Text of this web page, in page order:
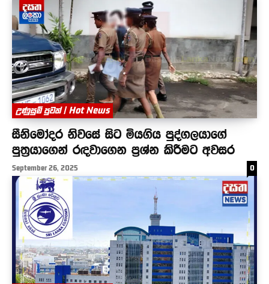
උණුසුම් පුවත් | Hot News
සීනිමෝදර නිවසේ සිට මියගිය පුද්ගලයාගේ
පුත්‍රයාගෙන් රඳවාගෙන ප්‍රශ්න කිරීමට අවසර
September 26, 2025 0